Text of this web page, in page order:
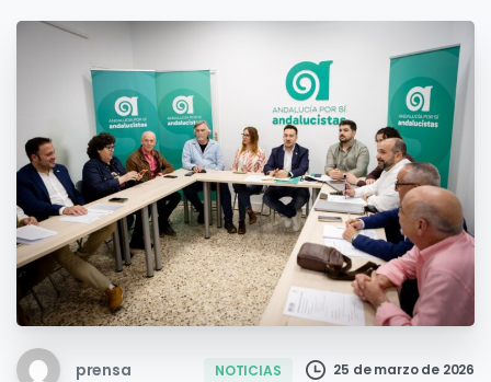
prensa NOTICIAS 25 de marzo de 2026